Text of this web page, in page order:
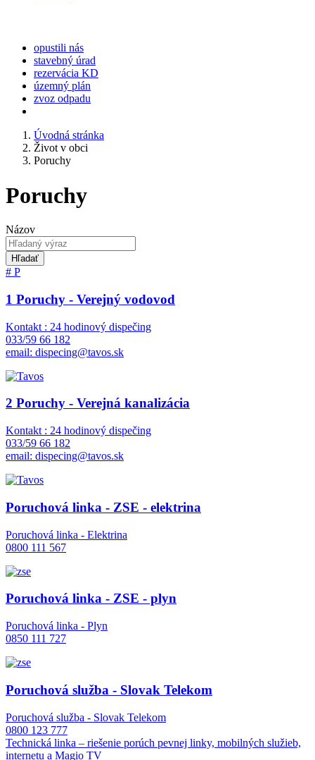
opustili nás
stavebný úrad
rezervácia KD
územný plán
zvoz odpadu
Úvodná stránka
Život v obci
Poruchy
Poruchy
Názov
Hľadať
# P
1 Poruchy - Verejný vodovod
Kontakt : 24 hodinový dispečing
033/59 66 182
email: dispecing@tavos.sk
2 Poruchy - Verejná kanalizácia
Kontakt : 24 hodinový dispečing
033/59 66 182
email: dispecing@tavos.sk
Poruchová linka - ZSE - elektrina
Poruchová linka - Elektrina
0800 111 567
Poruchová linka - ZSE - plyn
Poruchová linka - Plyn
0850 111 727
Poruchová služba - Slovak Telekom
Poruchová služba - Slovak Telekom
0800 123 777
Technická linka – riešenie porúch pevnej linky, mobilných služieb,
internetu a Magio TV